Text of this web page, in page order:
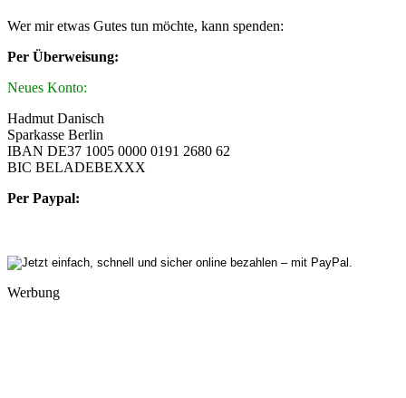
Wer mir etwas Gutes tun möchte, kann spenden:
Per Überweisung:
Neues Konto:
Hadmut Danisch
Sparkasse Berlin
IBAN DE37 1005 0000 0191 2680 62
BIC BELADEBEXXX
Per Paypal:
Werbung